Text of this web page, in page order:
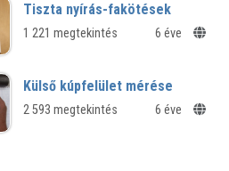
Tiszta nyírás-fakötések
1 221 megtekintés 6 éve
Külső kúpfelület mérése
2 593 megtekintés 6 éve